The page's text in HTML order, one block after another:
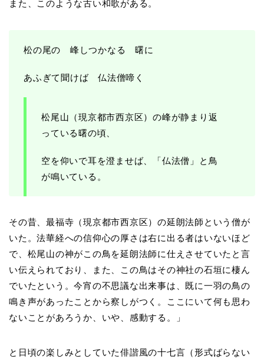
また、このような古い和歌がある。
松の尾の 峰しつかなる 曙に
あふぎて聞けば 仏法僧啼く
松尾山（現京都市西京区）の峰が静まり返
っている曙の頃、
空を仰いで耳を澄ませば、「仏法僧」と鳥
が鳴いている。
その昔、最福寺（現京都市西京区）の延朗法師という僧が
いた。法華経への信仰心の厚さは右に出る者はいないほど
で、松尾山の神がこの鳥を延朗法師に仕えさせていたと言
い伝えられており、また、この鳥はその神社の石垣に棲ん
でいたという。今宵の不思議な出来事は、既に一羽の鳥の
鳴き声があったことから察しがつく。ここにいて何も思わ
ないことがあろうか、いや、感動する。」
と日頃の楽しみとしていた俳諧風の十七言（形式ばらない